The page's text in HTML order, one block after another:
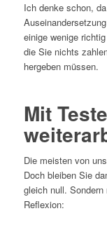
Ich denke schon,
einige wenige
die Sie nichts
hergeben müssen.
Mit
Die meisten von
Doch bleiben Sie
gleich null.
Reflexion: